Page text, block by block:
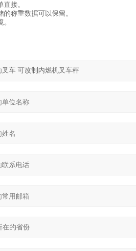
接。
称重数据可以保留。